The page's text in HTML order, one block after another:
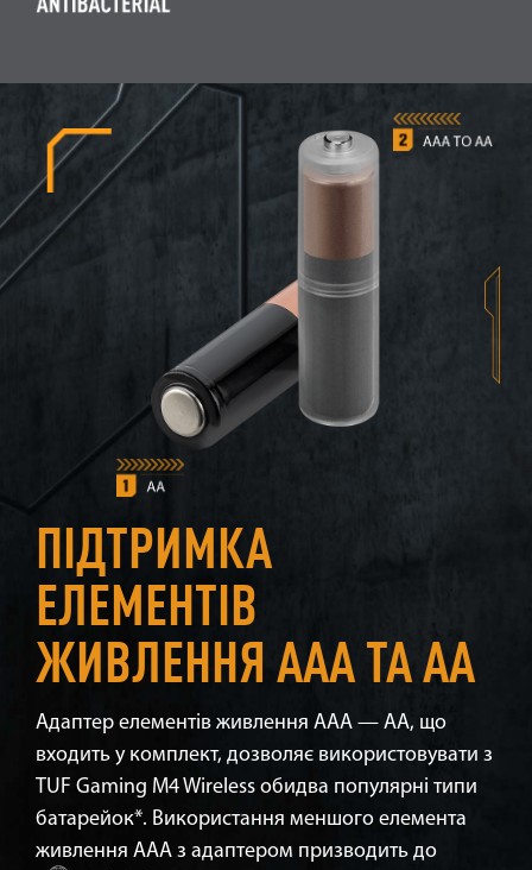
ПІДТРИМКА
ЕЛЕМЕНТІВ
ЖИВЛЕННЯ ААА ТА АА
Адаптер елементів живлення ААА — АА, що
входить у комплект, дозволяє використовувати з
TUF Gaming M4 Wireless обидва популярні типи
батарейок*. Використання меншого елемента
живлення AAA з адаптером призводить до